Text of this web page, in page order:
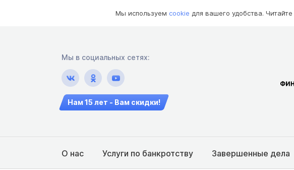
Мы используем cookie для вашего удобства. Читайте
Мы в социальных сетях:
Нам 15 лет - Вам скидки!
О нас Услуги по банкротству Завершенные дела